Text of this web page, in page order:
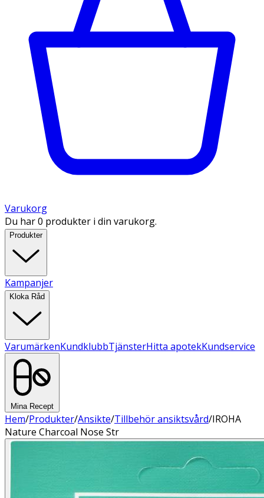
Varukorg
Du har 0 produkter i din varukorg.
Produkter
Kampanjer
Kloka Råd
VarumärkenKundklubbTjänsterHitta apotekKundservice
Mina Recept
Hem/Produkter/Ansikte/Tillbehör ansiktsvård/IROHA
Nature Charcoal Nose Str